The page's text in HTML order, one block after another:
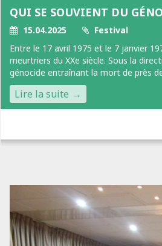
QUI SE SOUVIENT DU
15.04.2025
Festival
Entre le 17 avril 1975 et le 7 janvier
meurtriers du XXe siècle. Sous la
génocide entraînant la mort de près
Lire la suite